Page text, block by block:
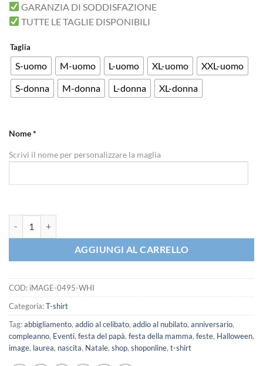
GARANZIA DI SODDISFAZIONE
TUTTE LE TAGLIE DISPONIBILI
Taglia
S-uomo M-uomo L-uomo XL-uomo
XXL-uomo
S-donna
M-donna L-donna XL-donna
Nome*
Scrivi il nome per personalizzare la maglia
AGGIUNGI AL CARRELLO
COD: iMAGE-0495-WHI
Categoria:T-shirt
Tag:abbigliamento, addio al celibato, addio al nubilato, anniversario,
compleanno, Eventi, festa del papà, festa della mamma, feste, Halloween,
image, laurea, nascita, Natale, shop, shoponline, t-shirt